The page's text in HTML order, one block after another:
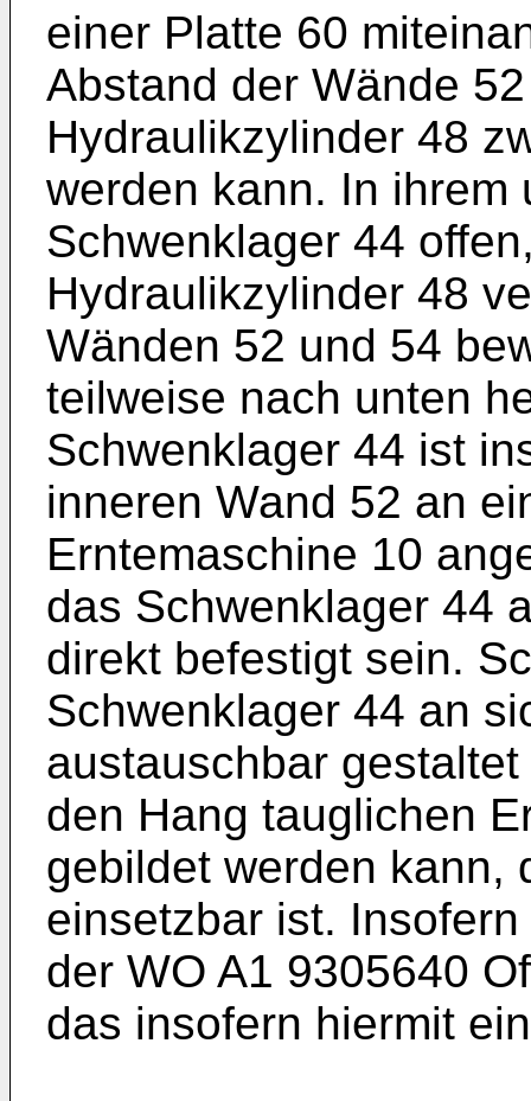
einer Platte 60
Abstand der Wände
Hydraulikzylinder 48
werden kann. In ihrem
Schwenklager 44
Hydraulikzylinder 48
Wänden 52 und 54
teilweise nach unten
Schwenklager 44 ist
inneren Wand 52 an
Erntemaschine 10
das Schwenklager 44
direkt befestigt sein.
Schwenklager 44 an
austauschbar
den Hang tauglichen
gebildet werden kann,
einsetzbar ist.
der WO A1 9305640
das insofern hiermit